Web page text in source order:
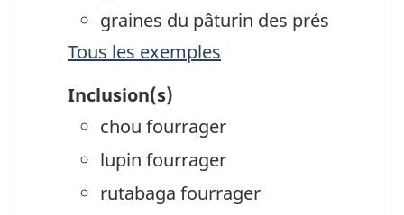
graines du pâturin des prés
Tous les exemples
Inclusion(s)
chou fourrager
lupin fourrager
rutabaga fourrager